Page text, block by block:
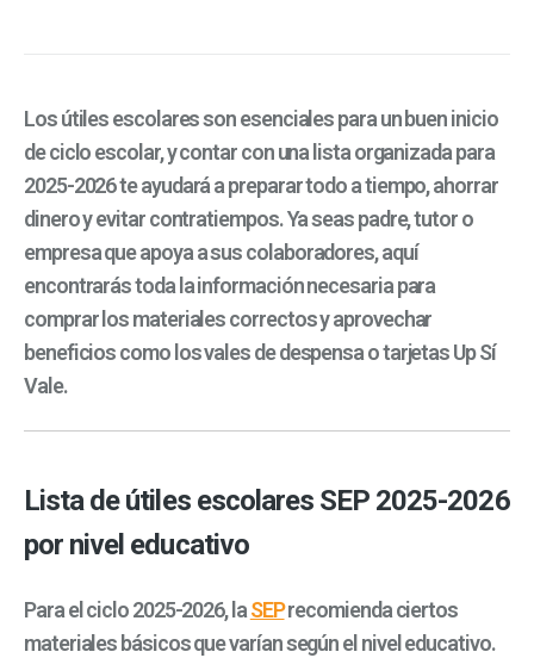
Los útiles escolares son esenciales para un buen inicio
de ciclo escolar, y contar con una lista organizada para
2025-2026 te ayudará a preparar todo a tiempo, ahorrar
dinero y evitar contratiempos. Ya seas padre, tutor o
empresa que apoya a sus colaboradores, aquí
encontrarás toda la información necesaria para
comprar los materiales correctos y aprovechar
beneficios como los vales de despensa o tarjetas Up Sí
Vale.
Lista de útiles escolares SEP 2025-2026
por nivel educativo
Para el ciclo 2025-2026, laSEPrecomienda ciertos
materiales básicos que varían según el nivel educativo.